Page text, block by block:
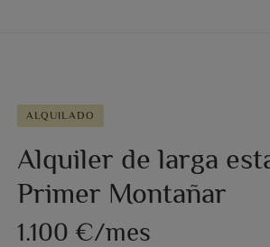
ALQUILADO
Alquiler de larga
Primer Montañar
1.100 €/mes